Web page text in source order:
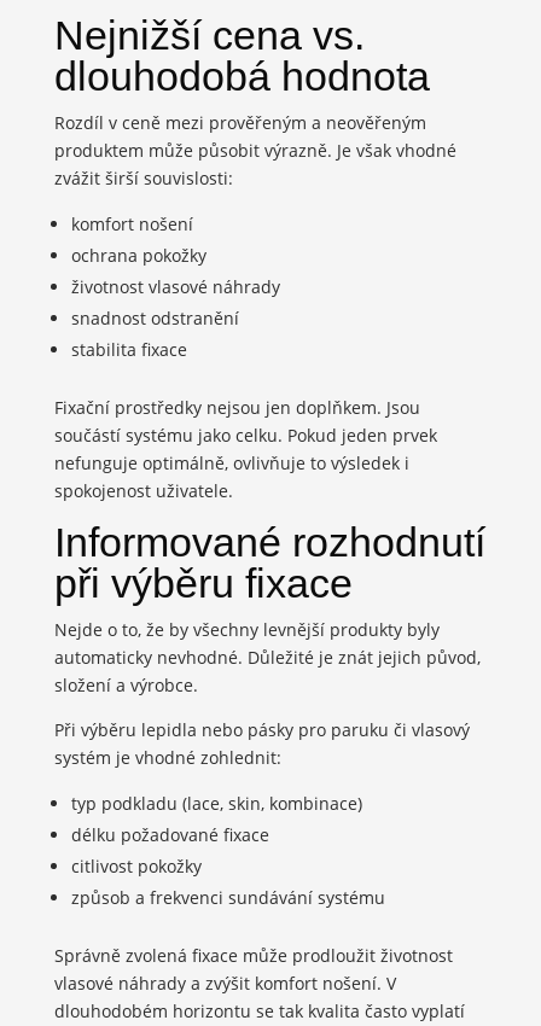
Nejnižší cena vs.
dlouhodobá hodnota
Rozdíl v ceně mezi prověřeným a neověřeným
produktem může působit výrazně. Je však vhodné
zvážit širší souvislosti:
komfort nošení
ochrana pokožky
životnost vlasové náhrady
snadnost odstranění
stabilita fixace
Fixační prostředky nejsou jen doplňkem. Jsou
součástí systému jako celku. Pokud jeden prvek
nefunguje optimálně, ovlivňuje to výsledek i
spokojenost uživatele.
Informované rozhodnutí
při výběru fixace
Nejde o to, že by všechny levnější produkty byly
automaticky nevhodné. Důležité je znát jejich původ,
složení a výrobce.
Při výběru lepidla nebo pásky pro paruku či vlasový
systém je vhodné zohlednit:
typ podkladu (lace, skin, kombinace)
délku požadované fixace
citlivost pokožky
způsob a frekvenci sundávání systému
Správně zvolená fixace může prodloužit životnost
vlasové náhrady a zvýšit komfort nošení. V
dlouhodobém horizontu se tak kvalita často vyplatí